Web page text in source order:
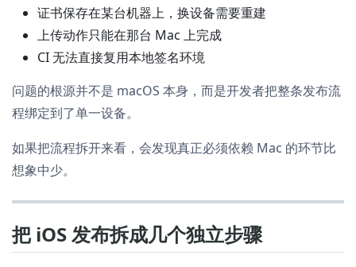
证书保存在某台机器上，换设备需要重建
上传动作只能在那台 Mac 上完成
CI 无法直接复用本地签名环境
问题的根源并不是 macOS 本身，而是开发者把整条发布流
程绑定到了单一设备。
如果把流程拆开来看，会发现真正必须依赖 Mac 的环节比
想象中少。
把 iOS 发布拆成几个独立步骤